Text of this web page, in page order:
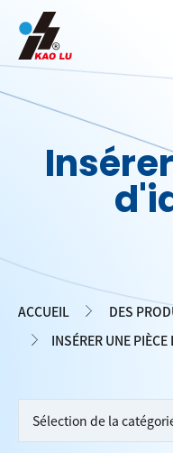
ACCUEIL DES
INSÉRER UNE
Sélection de la
Panneau de gestion des